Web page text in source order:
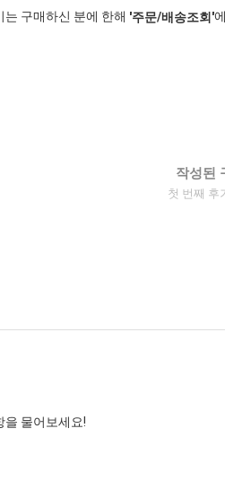
구매하신 분에 한해 '주문/배송조회'
작성된
첫 번째 후
을 물어보세요!